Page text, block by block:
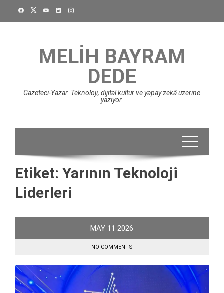
MELIH BAYRAM
DEDE
Gazeteci-Yazar. Teknoloji, dijital kültür ve yapay zekâ üzerine
yazıyor.
Etiket: Yarının Teknoloji
Liderleri
MAY 11 2026
NO COMMENTS